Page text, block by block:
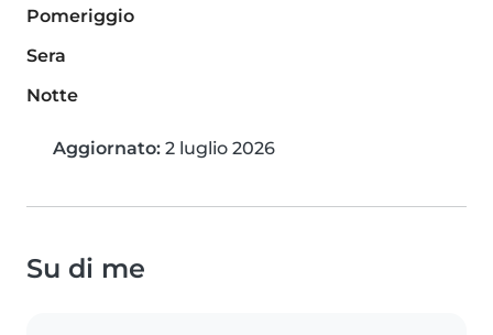
Pomeriggio
Sera
Notte
Aggiornato: 2 luglio 2026
Su di me